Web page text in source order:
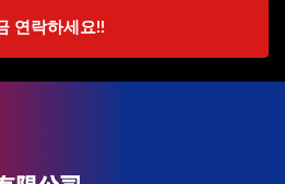
연락하세요!!